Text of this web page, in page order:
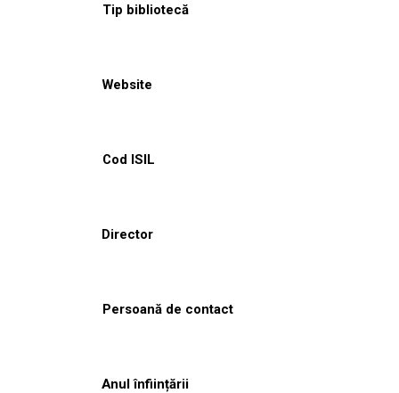
SPAȚII
Tip bibliotecă
Website
Cod ISIL
Director
Persoană de contact
Anul înființării